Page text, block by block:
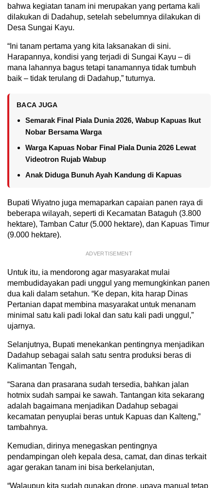
bahwa kegiatan tanam ini merupakan yang pertama kali
dilakukan di Dadahup, setelah sebelumnya dilakukan di
Desa Sungai Kayu.
“Ini tanam pertama yang kita laksanakan di sini.
Harapannya, kondisi yang terjadi di Sungai Kayu – di
mana lahannya bagus tetapi tanamannya tidak tumbuh
baik – tidak terulang di Dadahup,” tuturnya.
BACA JUGA
Semarak Final Piala Dunia 2026, Wabup Kapuas Ikut
Nobar Bersama Warga
Warga Kapuas Nobar Final Piala Dunia 2026 Lewat
Videotron Rujab Wabup
Anak Diduga Bunuh Ayah Kandung di Kapuas
Bupati Wiyatno juga memaparkan capaian panen raya di
beberapa wilayah, seperti di Kecamatan Bataguh (3.800
hektare), Tamban Catur (5.000 hektare), dan Kapuas Timur
(9.000 hektare).
ADVERTISEMENT
Untuk itu, ia mendorong agar masyarakat mulai
membudidayakan padi unggul yang memungkinkan panen
dua kali dalam setahun. “Ke depan, kita harap Dinas
Pertanian dapat membina masyarakat untuk menanam
minimal satu kali padi lokal dan satu kali padi unggul,”
ujarnya.
Selanjutnya, Bupati menekankan pentingnya menjadikan
Dadahup sebagai salah satu sentra produksi beras di
Kalimantan Tengah,
“Sarana dan prasarana sudah tersedia, bahkan jalan
hotmix sudah sampai ke sawah. Tantangan kita sekarang
adalah bagaimana menjadikan Dadahup sebagai
kecamatan penyuplai beras untuk Kapuas dan Kalteng,”
tambahnya.
Kemudian, dirinya menegaskan pentingnya
pendampingan oleh kepala desa, camat, dan dinas terkait
agar gerakan tanam ini bisa berkelanjutan,
“Walaupun kita sudah gunakan drone, upaya manual tetap